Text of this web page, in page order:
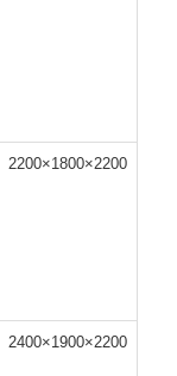
2200×1800×2200
2400×1900×2200